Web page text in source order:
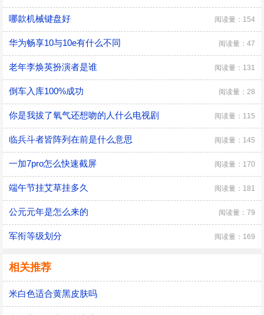
哪款机械键盘好 阅读量：154
华为畅享10与10e有什么不同 阅读量：47
老年李焕英扮演者是谁 阅读量：131
倒车入库100%成功 阅读量：28
你是我拔了氧气还想吻的人什么电视剧 阅读量：115
临兵斗者皆阵列在前是什么意思 阅读量：145
一加7pro怎么快速截屏 阅读量：170
端午节挂艾草挂多久 阅读量：181
公元元年是怎么来的 阅读量：79
军衔等级划分 阅读量：169
相关推荐
米白色适合黄黑皮肤吗